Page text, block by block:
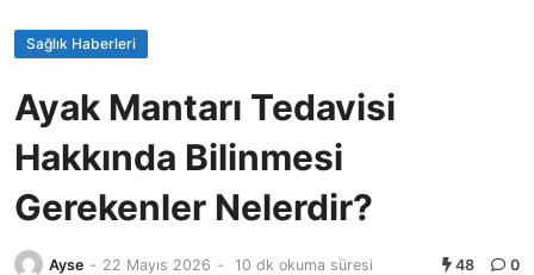
Sağlık Haberleri
Ayak Mantarı Tedavisi
Hakkında Bilinmesi
Gerekenler Nelerdir?
Ayse - 22 Mayıs 2026 - 10 dk okuma süresi 48 0